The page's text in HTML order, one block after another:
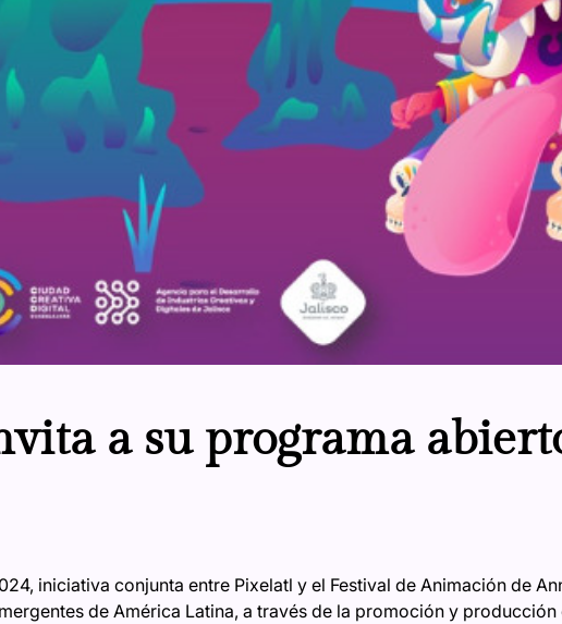
a su programa
iniciativa conjunta entre Pixelatl y el Festival de Animación de
de América Latina, a través de la promoción y